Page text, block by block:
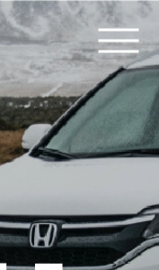
績
金塗装
タム塗装
合わせ